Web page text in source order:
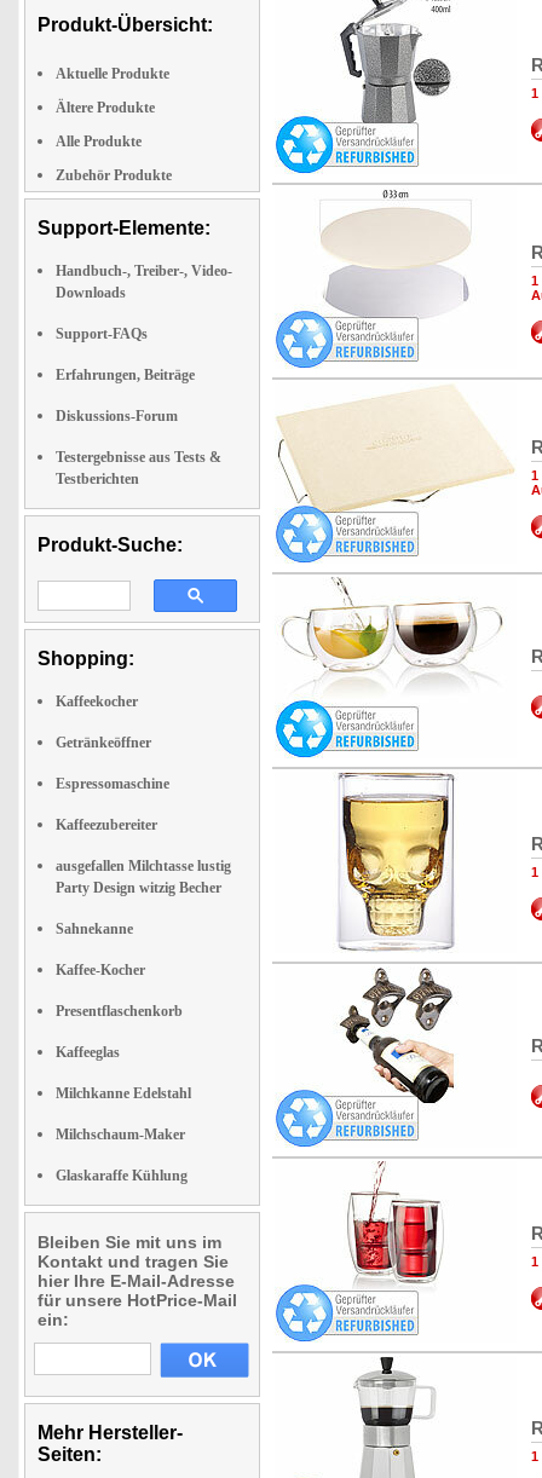
Produkt-Übersicht:
Aktuelle Produkte
Ältere Produkte
Alle Produkte
Zubehör Produkte
Support-Elemente:
Handbuch-, Treiber-, Video-
Downloads
Support-FAQs
Erfahrungen, Beiträge
Diskussions-Forum
Testergebnisse aus Tests &
Testberichten
Produkt-Suche:
Shopping:
Kaffeekocher
Getränkeöffner
Espressomaschine
Kaffeezubereiter
ausgefallen Milchtasse lustig
Party Design witzig Becher
Sahnekanne
Kaffee-Kocher
Presentflaschenkorb
Kaffeeglas
Milchkanne Edelstahl
Milchschaum-Maker
Glaskaraffe Kühlung
Bleiben Sie mit uns im
Kontakt und tragen Sie
hier Ihre E-Mail-Adresse
für unsere HotPrice-Mail
ein:
Mehr Hersteller-
Seiten:
1
1
1
1
1
1